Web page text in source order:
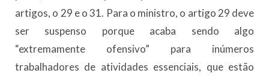
artigos, o 29 e o 31. Para o ministro, o artigo 29 deve
ser suspenso porque acaba sendo algo
“extremamente ofensivo” para inúmeros
trabalhadores de atividades essenciais, que estão